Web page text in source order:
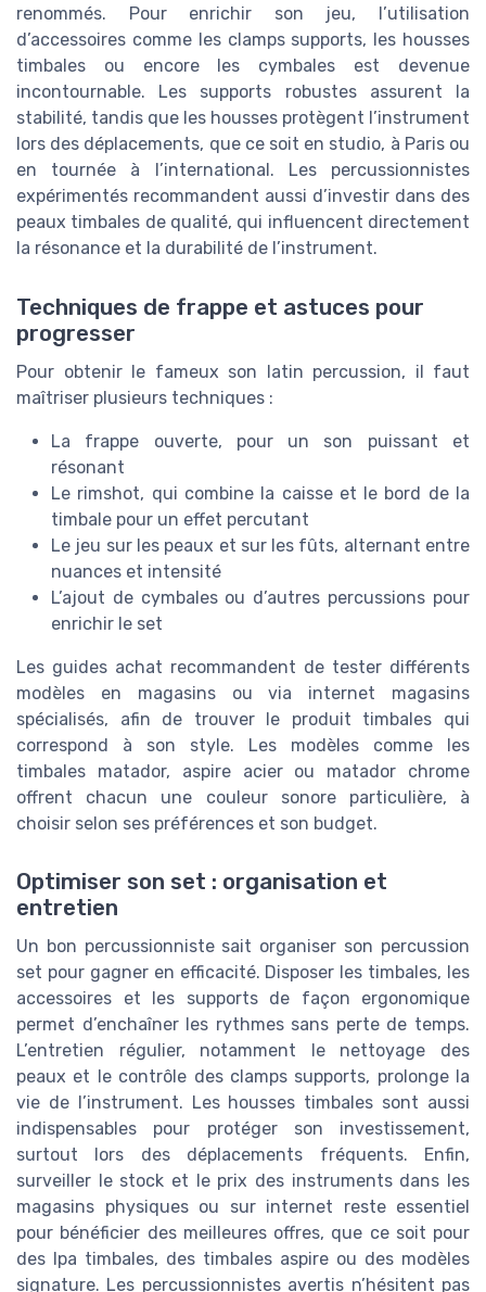
renommés. Pour enrichir son jeu, l’utilisation
d’accessoires comme les clamps supports, les housses
timbales ou encore les cymbales est devenue
incontournable. Les supports robustes assurent la
stabilité, tandis que les housses protègent l’instrument
lors des déplacements, que ce soit en studio, à Paris ou
en tournée à l’international. Les percussionnistes
expérimentés recommandent aussi d’investir dans des
peaux timbales de qualité, qui influencent directement
la résonance et la durabilité de l’instrument.
Techniques de frappe et astuces pour
progresser
Pour obtenir le fameux son latin percussion, il faut
maîtriser plusieurs techniques :
La frappe ouverte, pour un son puissant et
résonant
Le rimshot, qui combine la caisse et le bord de la
timbale pour un effet percutant
Le jeu sur les peaux et sur les fûts, alternant entre
nuances et intensité
L’ajout de cymbales ou d’autres percussions pour
enrichir le set
Les guides achat recommandent de tester différents
modèles en magasins ou via internet magasins
spécialisés, afin de trouver le produit timbales qui
correspond à son style. Les modèles comme les
timbales matador, aspire acier ou matador chrome
offrent chacun une couleur sonore particulière, à
choisir selon ses préférences et son budget.
Optimiser son set : organisation et
entretien
Un bon percussionniste sait organiser son percussion
set pour gagner en efficacité. Disposer les timbales, les
accessoires et les supports de façon ergonomique
permet d’enchaîner les rythmes sans perte de temps.
L’entretien régulier, notamment le nettoyage des
peaux et le contrôle des clamps supports, prolonge la
vie de l’instrument. Les housses timbales sont aussi
indispensables pour protéger son investissement,
surtout lors des déplacements fréquents. Enfin,
surveiller le stock et le prix des instruments dans les
magasins physiques ou sur internet reste essentiel
pour bénéficier des meilleures offres, que ce soit pour
des lpa timbales, des timbales aspire ou des modèles
signature. Les percussionnistes avertis n’hésitent pas